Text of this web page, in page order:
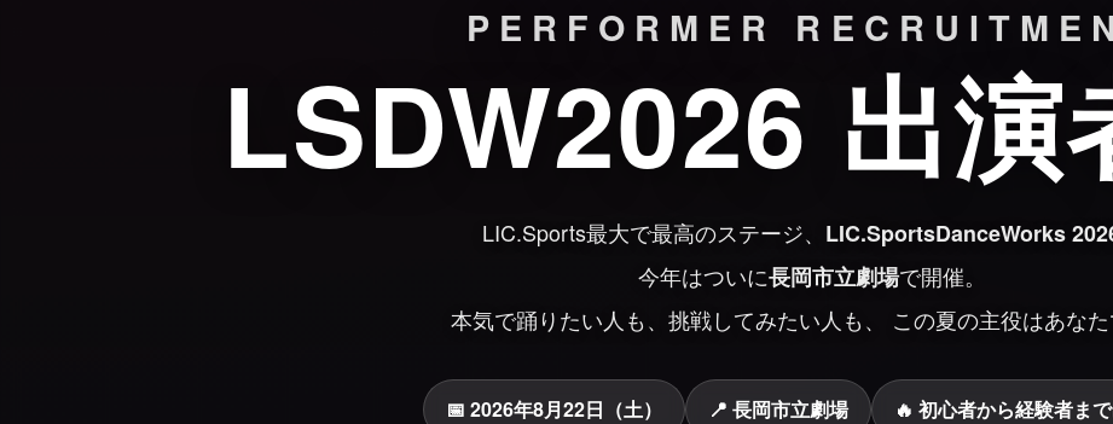
PERFORMER
LSDW2026 出演
LIC.Sports最大で最高のステージ、 LIC.SportsDanceWorks
今年はついに長岡市立劇場で開催。
本気で踊りたい人も、挑戦してみたい人も、 この夏の主役はあなた
📅 2026年8月22日（土） 📍 長岡市立劇場 🔥 初心者から経験者ま